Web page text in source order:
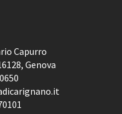
Capurro
Genova